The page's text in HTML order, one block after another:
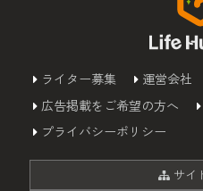
ライター募集 運営会社
広告掲載をご希望の方へ
プライバシーポリシー
サイ